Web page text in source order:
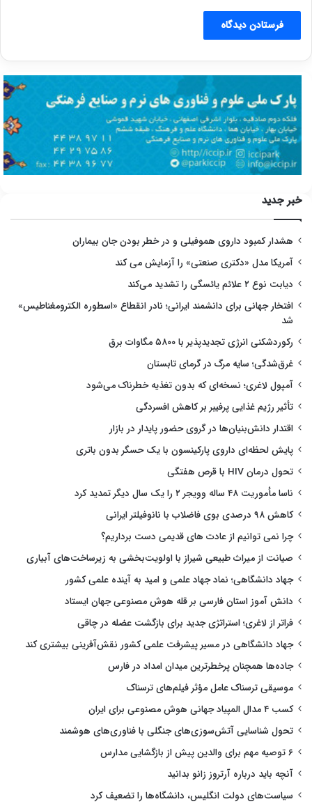
خبر جدید
هشدار کمبود داروی هموفیلی و در خطر بودن جان بیماران
آمریکا مدل «دکتری صنعتی» را آزمایش می کند
دیابت نوع ۲ علائم یائسگی را تشدید می‌کند
افتخار جهانی برای دانشمند ایرانی؛ نادر انقطاع «اسطوره الکترومغناطیس»
شد
رکوردشکنی انرژی تجدیدپذیر با ۵۸۰۰ مگاوات برق
غرق‌شدگی؛ سایه مرگ در گرمای تابستان
آمپول لاغری؛ نسخه‌ای که بدون تغذیه خطرناک می‌شود
تأثیر رژیم غذایی پرفیبر بر کاهش افسردگی
اقتدار دانش‌بنیان‌ها در گروی حضور پایدار در بازار
پایش لحظه‌ای داروی پارکینسون با یک حسگر بدون باتری
تحول درمان HIV با قرص هفتگی
ناسا مأموریت ۴۸ ساله وویجر ۲ را یک سال دیگر تمدید کرد
کاهش ۹۸ درصدی بوی فاضلاب با نانوفیلتر ایرانی
چرا نمی توانیم از عادت های قدیمی دست برداریم؟
صیانت از میراث طبیعی شیراز با اولویت‌بخشی به زیرساخت‌های آبیاری
جهاد دانشگاهی؛ نماد جهاد علمی و امید به آینده علمی کشور
دانش آموز استان فارسی بر قله هوش مصنوعی جهان ایستاد
فراتر از لاغری؛ استراتژی جدید برای بازگشت عضله در چاقی
جهاد دانشگاهی در مسیر پیشرفت علمی کشور نقش‌آفرینی بیشتری کند
جاده‌ها همچنان پرخطرترین میدان امداد در فارس
موسیقی ترسناک عامل مؤثر فیلم‌های ترسناک
کسب ۴ مدال المپیاد جهانی هوش مصنوعی برای ایران
تحول شناسایی آتش‌سوزی‌های جنگلی با فناوری‌های هوشمند
۶ توصیه مهم برای والدین پیش از بازگشایی مدارس
آنچه باید درباره آرتروز زانو بدانید
سیاست‌های دولت انگلیس، دانشگاه‌ها را تضعیف کرد